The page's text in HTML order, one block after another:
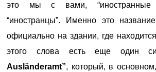
это мы с вами, “иностранные
“иностранцы”. Именно это
официально на здании, где
этого слова есть еще один
Ausländeramt”, который, в